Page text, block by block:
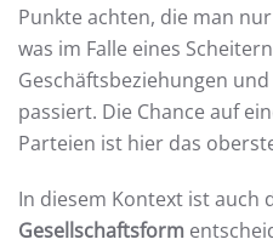
Punkte achten, die man
was im Falle eines
Geschäftsbeziehungen
passiert. Die Chance auf
Parteien ist hier das
In diesem Kontext ist auch
Gesellschaftsform